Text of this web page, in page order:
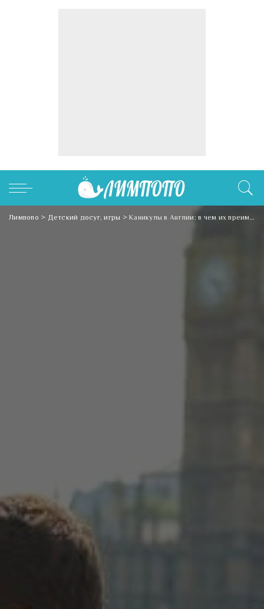
Лимпопо > Детский досуг, игры >Каникулы в Англии: в чем их преимущество